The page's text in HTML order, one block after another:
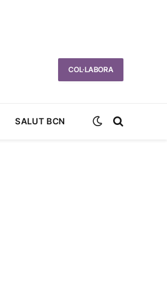
COL·LABORA
SALUT BCN